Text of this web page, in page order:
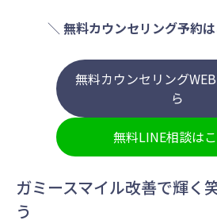
＼ 無料カウンセリング予約
無料カウンセリング
ら
無料LINE相談は
ガミースマイル改善で輝く
う